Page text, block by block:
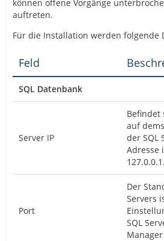
können offene Vorgänge
auftreten.
Für die Installation werden folgende
Feld
SQL Datenbank
Server IP
Befindet
auf
der SQL
Adresse
127.0.0.1.
Port
Der
Servers
SQL